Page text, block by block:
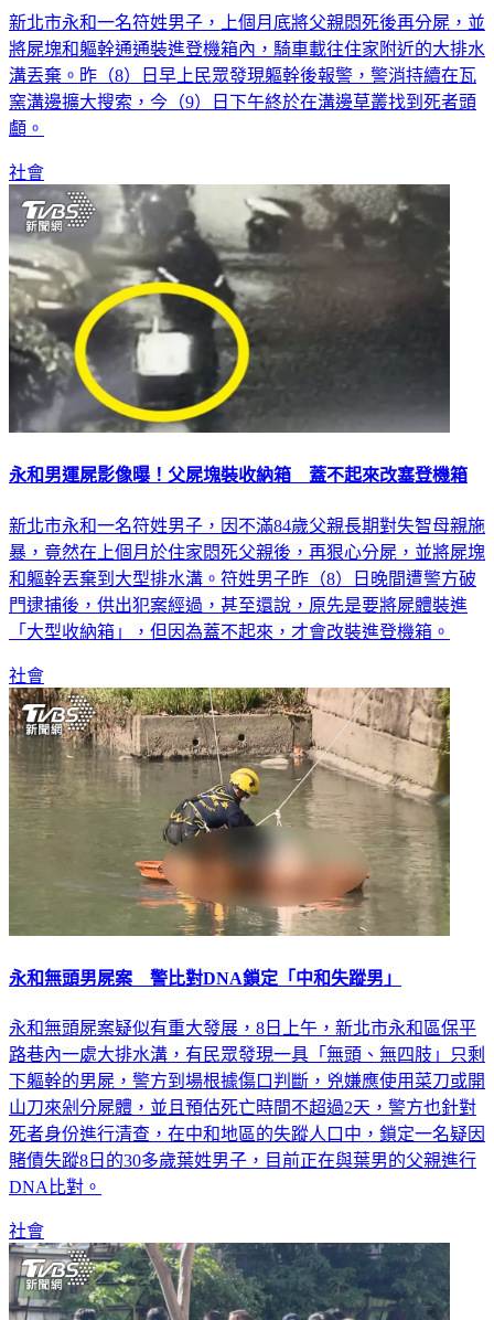
新北市永和一名符姓男子，上個月底將父親悶死後再分屍，並
將屍塊和軀幹通通裝進登機箱內，騎車載往住家附近的大排水
溝丟棄。昨（8）日早上民眾發現軀幹後報警，警消持續在瓦
窯溝邊擴大搜索，今（9）日下午終於在溝邊草叢找到死者頭
顱。
社會
永和男運屍影像曝！父屍塊裝收納箱 蓋不起來改塞登機箱
新北市永和一名符姓男子，因不滿84歲父親長期對失智母親施
暴，竟然在上個月於住家悶死父親後，再狠心分屍，並將屍塊
和軀幹丟棄到大型排水溝。符姓男子昨（8）日晚間遭警方破
門逮捕後，供出犯案經過，甚至還說，原先是要將屍體裝進
「大型收納箱」，但因為蓋不起來，才會改裝進登機箱。
社會
永和無頭男屍案 警比對DNA鎖定「中和失蹤男」
永和無頭屍案疑似有重大發展，8日上午，新北市永和區保平
路巷內一處大排水溝，有民眾發現一具「無頭、無四肢」只剩
下軀幹的男屍，警方到場根據傷口判斷，兇嫌應使用菜刀或開
山刀來剁分屍體，並且預估死亡時間不超過2天，警方也針對
死者身份進行清查，在中和地區的失蹤人口中，鎖定一名疑因
賭債失蹤8日的30多歲葉姓男子，目前正在與葉男的父親進行
DNA比對。
社會